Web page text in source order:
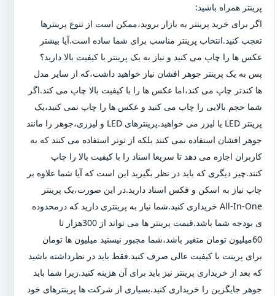
پرینتر همراه باشید:
اگر برای خرید پرینتر به بازار بروید،ممکن است از تنوع پرینترها
تعجب کنید.انتخاب پرینتر مناسب برای شما ساده است.آیا بیشتر
عکس ها را چاپ می کنید و نیاز به یک پرینتر با کیفیت بالا دارید؟
پس به یک پرینتر جوهر افشان نیاز خواهید داشت،که از سایر مدل
ها کندتر چاپ می کند،اما عکس ها را با کیفیت بالا چاپ می کند.اگر
شما حجم بالایی را چاپ می کنید و عکس ها را چاپ نمی کنید،یک
پرینتر LED یا لیزر می خواهید.پرینترهای LED و لیزری،جوهر را مانند
جوهر افشان استفاده نمی کنند بلکه از تونر استفاده می کنند که به
کاربران اجازه می دهد تا سریعا اسناد را با کیفیت بالا را چاپ
کنند.چیز دیگری که باید در نظر بگیرید این است که آیا شما علاوه بر
چاپ نیاز به اسکن و فکس اسناد دارید.در این صورت،یک پرینتر
All-In-One خریداری کنید.شما نیاز به پرینتری دارید که درمحدوده
ی بودجه شما باشد.قیمت پرینتر ها می تواند از 300هزار تا
60میلیون تومان متغیر باشد،شما مجبور نیستید میلیون ها تومان
برای پرینت با کیفیت عالی صرف کنید.فقط باید در نظرداشته باشید
که بعد از خریداری پرینتر نیز باید برای آن هزینه کنید.زیرا شما باید
جوهر جایگزین را خریداری کنید.بسیاری از شرکت ها پرینترهای خود